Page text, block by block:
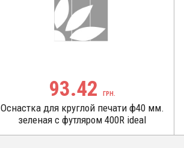
93.42 ГРН.
Оснастка для круглой печати ф40 мм.
зеленая c футляром 400R ideal